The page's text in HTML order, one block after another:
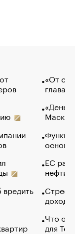
«От
глава
Маск в
основ
ЕС
нефти
Что
для